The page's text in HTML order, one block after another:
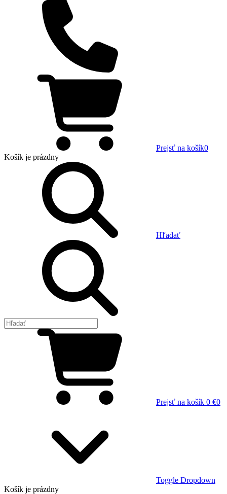
Prejsť na košík0
Košík je prázdny
Hľadať
Prejsť na košík 0 €0
Toggle Dropdown
Košík je prázdny